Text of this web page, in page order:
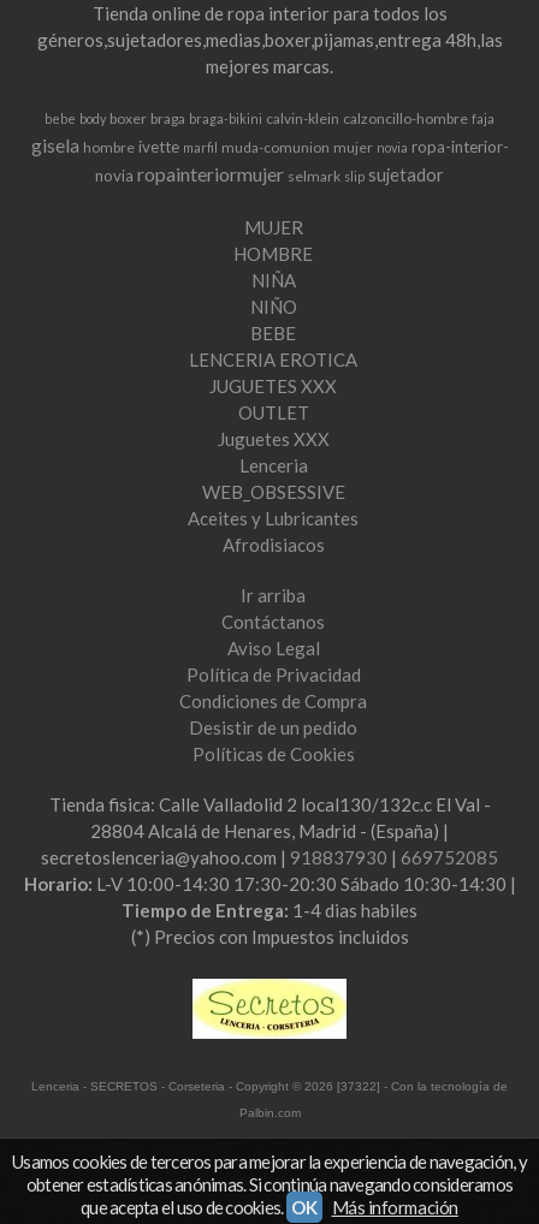
Tienda online de ropa interior para todos los
géneros,sujetadores,medias,boxer,pijamas,entrega 48h,las
mejores marcas.
bebe body boxer braga braga-bikini calvin-klein calzoncillo-hombre faja
gisela hombre ivette marfil muda-comunion mujer novia ropa-interior-
novia ropainteriormujer selmark slip sujetador
MUJER
HOMBRE
NIÑA
NIÑO
BEBE
LENCERIA EROTICA
JUGUETES XXX
OUTLET
Juguetes XXX
Lenceria
WEB_OBSESSIVE
Aceites y Lubricantes
Afrodisiacos
Ir arriba
Contáctanos
Aviso Legal
Política de Privacidad
Condiciones de Compra
Desistir de un pedido
Políticas de Cookies
Tienda fisica: Calle Valladolid 2 local130/132c.c El Val -
28804 Alcalá de Henares, Madrid - (España) |
secretoslenceria@yahoo.com | 918837930 | 669752085
Horario: L-V 10:00-14:30 17:30-20:30 Sábado 10:30-14:30 |
Tiempo de Entrega: 1-4 dias habiles
(*) Precios con Impuestos incluidos
Lenceria - SECRETOS - Corseteria - Copyright © 2026 [37322] - Con la tecnología de
Palbin.com
Usamos cookies de terceros para mejorar la experiencia de navegación, y
obtener estadísticas anónimas. Si continúa navegando consideramos
que acepta el uso de cookies. OK Más información